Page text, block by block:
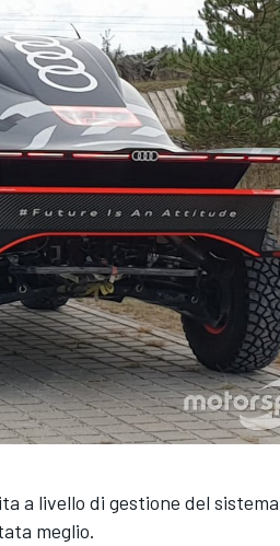
a livello di gestione del
meglio.